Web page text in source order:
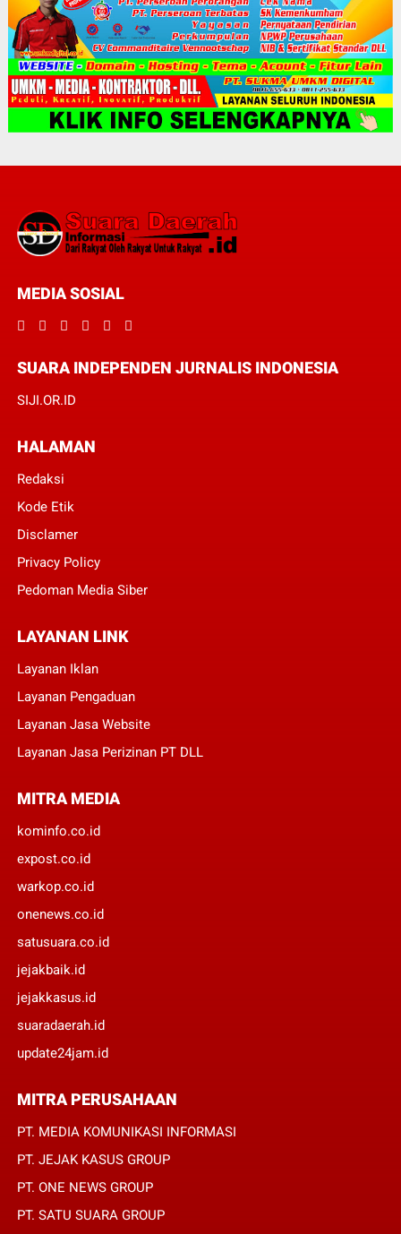
MEDIA SOSIAL
SUARA INDEPENDEN JURNALIS INDONESIA
SIJI.OR.ID
HALAMAN
Redaksi
Kode Etik
Disclamer
Privacy Policy
Pedoman Media Siber
LAYANAN LINK
Layanan Iklan
Layanan Pengaduan
Layanan Jasa Website
Layanan Jasa Perizinan PT DLL
MITRA MEDIA
kominfo.co.id
expost.co.id
warkop.co.id
onenews.co.id
satusuara.co.id
jejakbaik.id
jejakkasus.id
suaradaerah.id
update24jam.id
MITRA PERUSAHAAN
PT. MEDIA KOMUNIKASI INFORMASI
PT. JEJAK KASUS GROUP
PT. ONE NEWS GROUP
PT. SATU SUARA GROUP